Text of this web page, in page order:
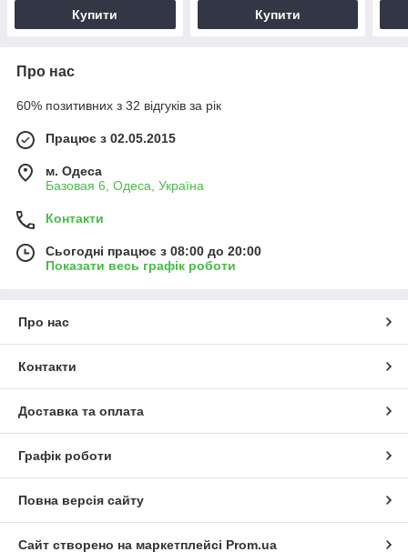
Купити Купити
Про нас
60% позитивних з 32 відгуків за рік
Працює з 02.05.2015
м. Одеса
Базовая 6, Одеса, Україна
Контакти
Сьогодні працює з 08:00 до 20:00
Показати весь графік роботи
Про нас
Контакти
Доставка та оплата
Графік роботи
Повна версія сайту
Сайт створено на маркетплейсі Prom.ua